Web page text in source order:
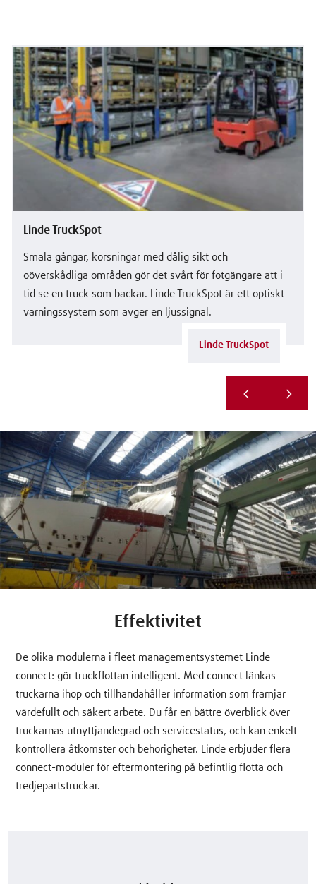
Linde TruckSpot
Smala gångar, korsningar med dålig sikt och
oöverskådliga områden gör det svårt för fotgängare att i
tid se en truck som backar. Linde TruckSpot är ett optiskt
varningssystem som avger en ljussignal.
Linde TruckSpot
Effektivitet
De olika modulerna i fleet managementsystemet Linde
connect: gör truckflottan intelligent. Med connect länkas
truckarna ihop och tillhandahåller information som främjar
värdefullt och säkert arbete. Du får en bättre överblick över
truckarnas utnyttjandegrad och servicestatus, och kan enkelt
kontrollera åtkomster och behörigheter. Linde erbjuder flera
connect-moduler för eftermontering på befintlig flotta och
tredjepartstruckar.